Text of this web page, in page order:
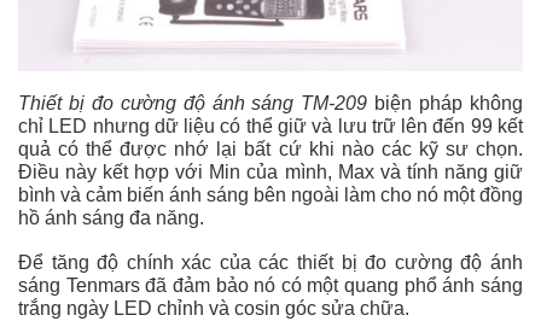
Thiết bị đo cường độ ánh sáng TM-209 biện pháp không
chỉ LED nhưng dữ liệu có thể giữ và lưu trữ lên đến 99 kết
quả có thể được nhớ lại bất cứ khi nào các kỹ sư chọn.
Điều này kết hợp với Min của mình, Max và tính năng giữ
bình và cảm biến ánh sáng bên ngoài làm cho nó một đồng
hồ ánh sáng đa năng.
Để tăng độ chính xác của các thiết bị đo cường độ ánh
sáng Tenmars đã đảm bảo nó có một quang phổ ánh sáng
trắng ngày LED chỉnh và cosin góc sửa chữa.